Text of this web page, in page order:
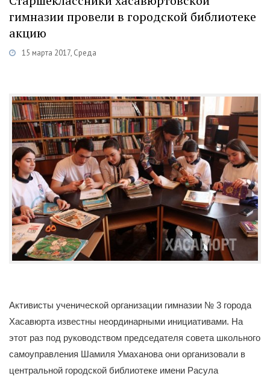
гимназии провели в городской библиотеке
акцию
15 марта 2017, Среда
Активисты ученической организации гимназии № 3 города
Хасавюрта известны неординарными инициативами. На
этот раз под руководством председателя совета школьного
самоуправления Шамиля Умаханова они организовали в
центральной городской библиотеке имени Расула